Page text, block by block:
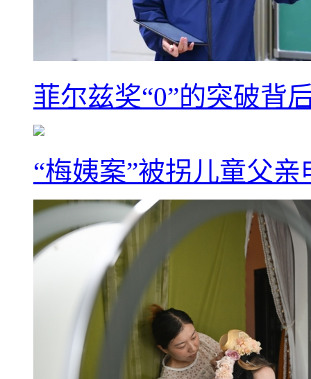
菲尔兹奖“0”的突破背
“梅姨案”被拐儿童父